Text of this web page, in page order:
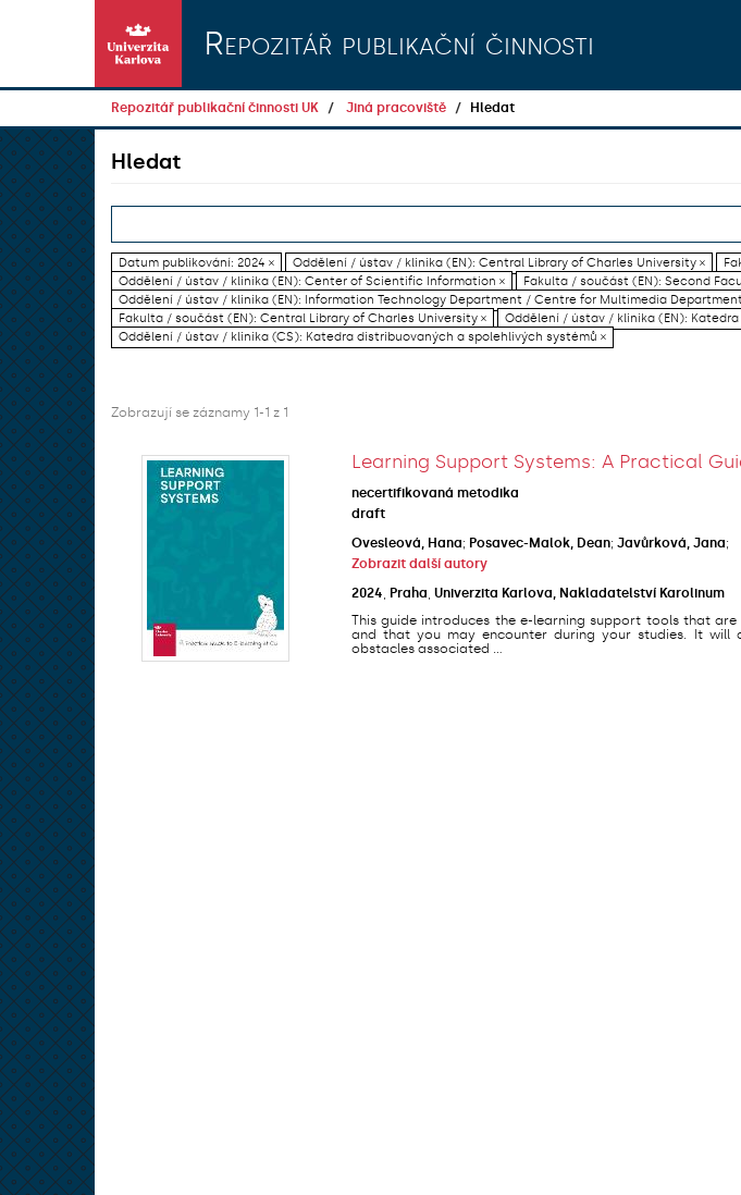
Repozitář publikační činnosti
Repozitář publikační činnosti UK Jiná pracoviště Hledat
Hledat
Datum publikování: 2024 × Oddělení / ústav / klinika (EN): Central Library of Charles University ×
Oddělení / ústav / klinika (EN): Center of Scientific Information ×
Fakulta / součást (EN): Second
Oddělení / ústav / klinika (EN): Information Technology Department / Centre for Multimedia
Fakulta / součást (EN): Central Library of Charles University ×
Oddělení / ústav / klinika (EN):
Oddělení / ústav / klinika (CS): Katedra distribuovaných a spolehlivých systémů ×
Zobrazují se záznamy 1-1 z 1
Learning Support Systems: A Practical
necertifikovaná metodika
draft
Ovesleová, Hana; Posavec-Malok, Dean; Javůrková, Jana;
Zobrazit další autory
2024
Praha Univerzita Karlova, Nakladatelství Karolinum
This guide introduces the e-learning support tools that
and that you may encounter during your studies. It
obstacles associated ...